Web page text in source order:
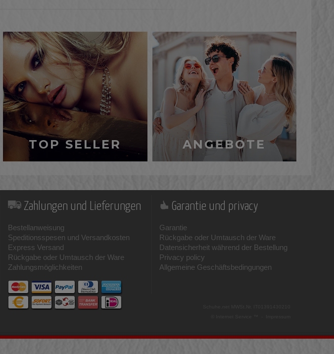
TOP SELLER ANGEBOTE
Zahlungen und Lieferungen
Bestellanweisung
Speditionsspesen und Versandkosten
Express Versand
Rückgabe oder Umtausch der Ware
Zahlungsmöglichkeiten
Garantie und privacy
Garantie
Rückgabe oder Umtausch der Ware
Datensicherheit während der Bestellung
Privacy policy
Allgemeine Geschäftsbedingungen